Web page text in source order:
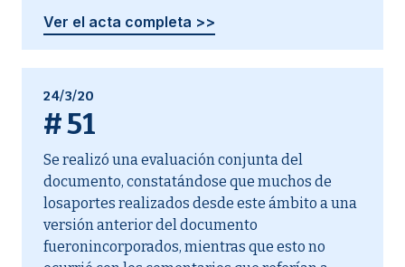
Ver el acta completa >>
24/3/20
#51
Se realizó una evaluación conjunta del
documento, constatándose que muchos de
losaportes realizados desde este ámbito a una
versión anterior del documento
fueronincorporados, mientras que esto no